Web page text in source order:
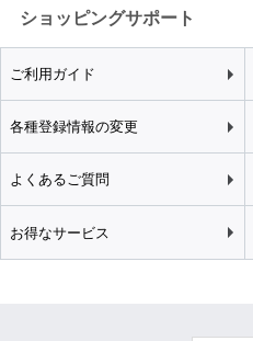
ショッピングサポート
ご利用ガイド
各種登録情報の変更
よくあるご質問
お得なサービス